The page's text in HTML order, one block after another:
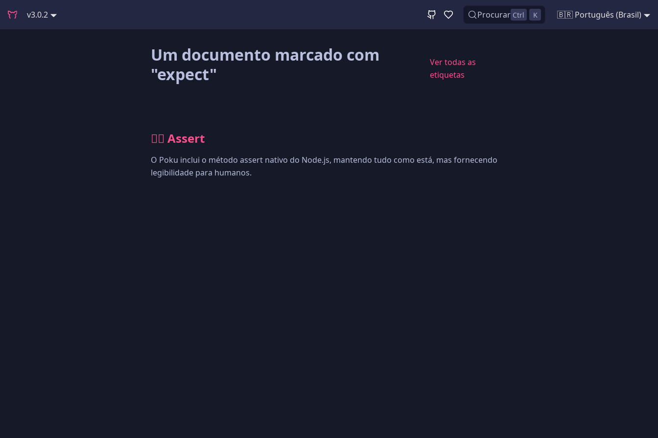
v3.0.2 Procurar Ctrl K 🇧🇷 Português (Brasil)
Um documento marcado com
"expect"
Ver todas as
etiquetas
🕵🏻 Assert
O Poku inclui o método assert nativo do Node.js, mantendo tudo como está, mas fornecendo
legibilidade para humanos.